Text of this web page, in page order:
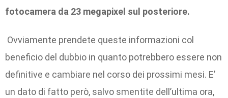
fotocamera da 23 megapixel sul posteriore.
Ovviamente prendete queste informazioni col
beneficio del dubbio in quanto potrebbero essere non
definitive e cambiare nel corso dei prossimi mesi. E’
un dato di fatto però, salvo smentite dell’ultima ora,